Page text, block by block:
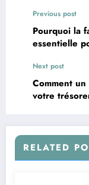
Previous post
Pourquoi la
essentielle
Next post
Comment
votre
RELATED